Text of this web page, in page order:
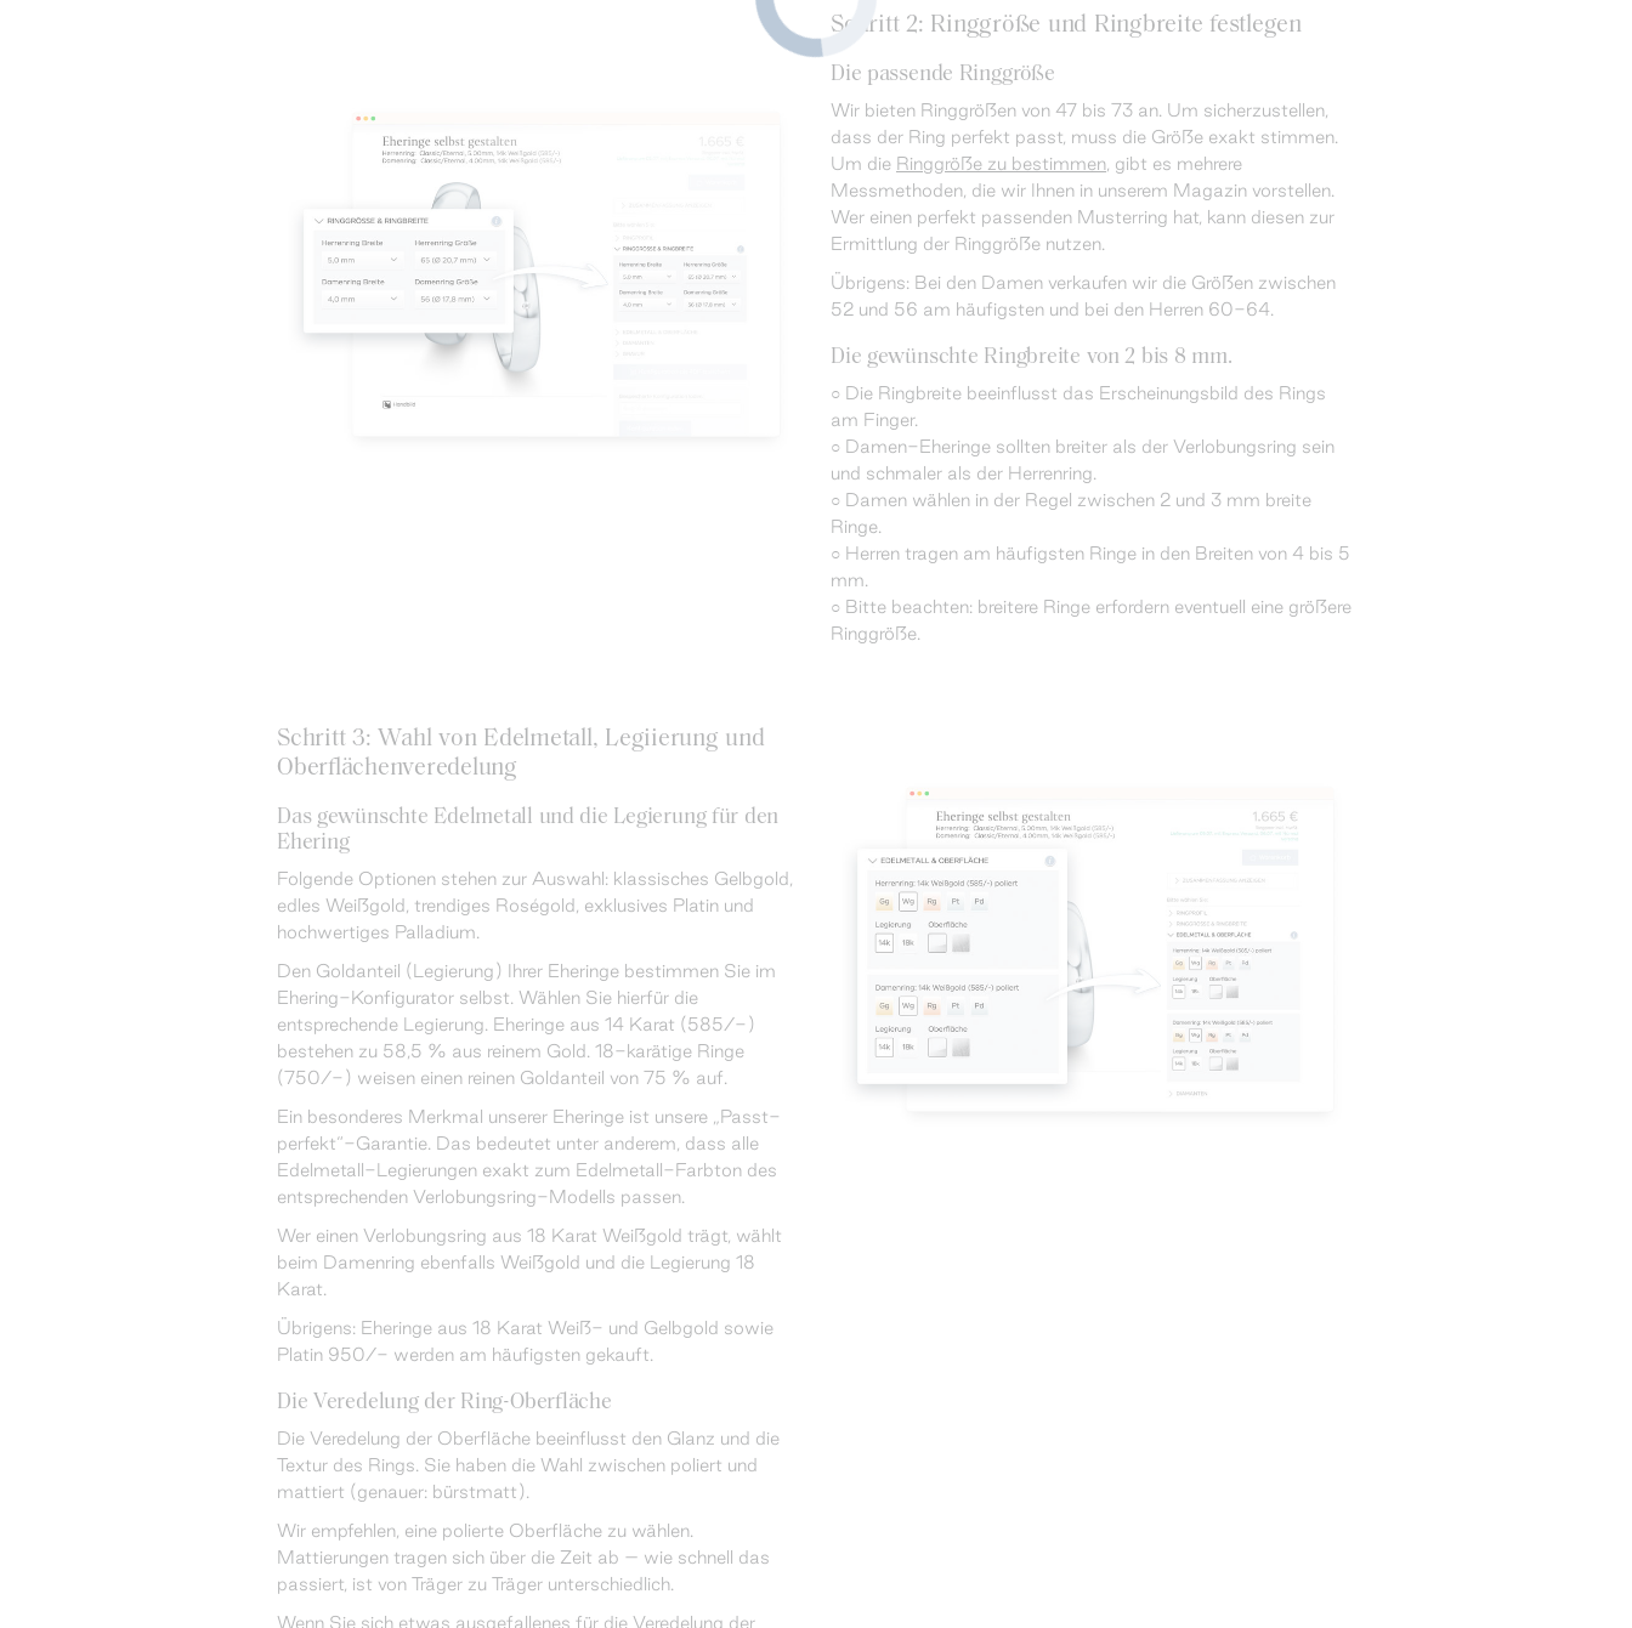
Schritt 2: Ringgröße und Ringbreite festlegen
Die passende Ringgröße
Wir bieten Ringgrößen von 47 bis 73 an. Um sicherzustellen,
dass der Ring perfekt passt, muss die Größe exakt stimmen.
Um die Ringgröße zu bestimmen , gibt es mehrere
Messmethoden, die wir Ihnen in unserem Magazin vorstellen.
Wer einen perfekt passenden Musterring hat, kann diesen zur
Ermittlung der Ringgröße nutzen.
Übrigens: Bei den Damen verkaufen wir die Größen zwischen
52 und 56 am häufigsten und bei den Herren 60-64.
Die gewünschte Ringbreite von 2 bis 8 mm.
○ Die Ringbreite beeinflusst das Erscheinungsbild des Rings
am Finger.
○ Damen-Eheringe sollten breiter als der Verlobungsring sein
und schmaler als der Herrenring.
○ Damen wählen in der Regel zwischen 2 und 3 mm breite
Ringe.
○ Herren tragen am häufigsten Ringe in den Breiten von 4 bis 5
mm.
○ Bitte beachten: breitere Ringe erfordern eventuell eine größere
Ringgröße.
Schritt 3: Wahl von Edelmetall, Legiierung und
Oberflächenveredelung
Das gewünschte Edelmetall und die Legierung für den
Ehering
Folgende Optionen stehen zur Auswahl: klassisches Gelbgold,
edles Weißgold, trendiges Roségold, exklusives Platin und
hochwertiges Palladium.
Den Goldanteil (Legierung) Ihrer Eheringe bestimmen Sie im
Ehering-Konfigurator selbst. Wählen Sie hierfür die
entsprechende Legierung. Eheringe aus 14 Karat (585/-)
bestehen zu 58,5 % aus reinem Gold. 18-karätige Ringe
(750/-) weisen einen reinen Goldanteil von 75 % auf.
Ein besonderes Merkmal unserer Eheringe ist unsere „Passt-
perfekt“-Garantie. Das bedeutet unter anderem, dass alle
Edelmetall-Legierungen exakt zum Edelmetall-Farbton des
entsprechenden Verlobungsring-Modells passen.
Wer einen Verlobungsring aus 18 Karat Weißgold trägt, wählt
beim Damenring ebenfalls Weißgold und die Legierung 18
Karat.
Übrigens: Eheringe aus 18 Karat Weiß- und Gelbgold sowie
Platin 950/- werden am häufigsten gekauft.
Die Veredelung der Ring-Oberfläche
Die Veredelung der Oberfläche beeinflusst den Glanz und die
Textur des Rings. Sie haben die Wahl zwischen poliert und
mattiert (genauer: bürstmatt).
Wir empfehlen, eine polierte Oberfläche zu wählen.
Mattierungen tragen sich über die Zeit ab – wie schnell das
passiert, ist von Träger zu Träger unterschiedlich.
Wenn Sie sich etwas ausgefallenes für die Veredelung der